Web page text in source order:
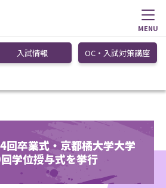
MENU
入試情報
OC・入試対策講座
回卒業式・京都橘大学大学
学位授与式を挙行